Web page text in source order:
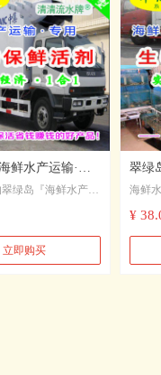
鲜水产品的生存环境
了各种海鲜水产在
高死亡率问题，因而
的赞誉与应用。
鲜水产运输·生
』★日本产保鲜
绿岛『海鲜水产暂
鲜活剂』，依托
性和生存质量！ 4）
其在暂养过程中的
立即购买
翠绿
鲜活
剂
海鲜
海鲜
输、
¥